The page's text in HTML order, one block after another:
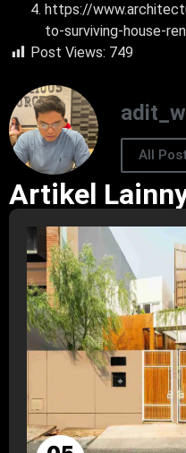
https://
to-surviving-house-
Post Views: 749
All
Artikel